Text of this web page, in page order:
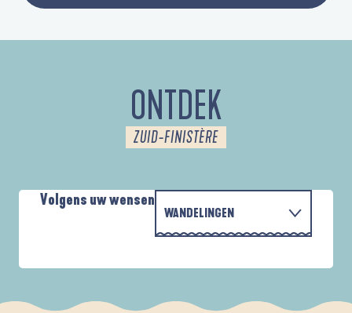
ONTDEK
ZUID-FINISTÈRE
Volgens uw wensen
WANDELINGEN
ALS HET REGENT